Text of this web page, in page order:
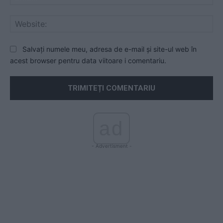
Salvați numele meu, adresa de e-mail și site-ul web în
acest browser pentru data viitoare i comentariu.
- Advertisment -